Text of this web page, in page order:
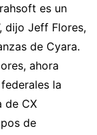
es un
dijo Jeff Flores,
de Cyara.
ahora
la
de CX
de